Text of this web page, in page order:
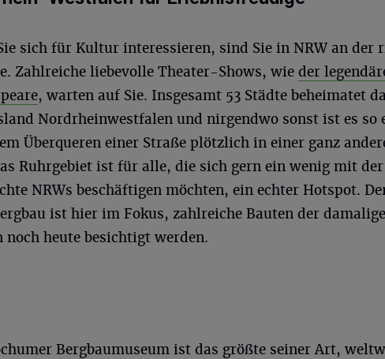
sich für Kultur interessieren, sind Sie in NRW an der
Zahlreiche liebevolle Theater-Shows, wie der
, warten auf Sie. Insgesamt 53 Städte beheimatet
Nordrheinwestfalen und nirgendwo sonst ist es so
Überqueren einer Straße plötzlich in einer ganz
Ruhrgebiet ist für alle, die sich gern ein wenig mit der
NRWs beschäftigen möchten, ein echter Hotspot.
ist hier im Fokus, zahlreiche Bauten der
noch heute besichtigt werden.
Bergbaumuseum ist das größte seiner Art,